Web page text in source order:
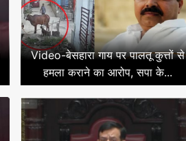
Video-बेसहारा गाय पर पालतू कुत्तों से
हमला कराने का आरोप, सपा के...